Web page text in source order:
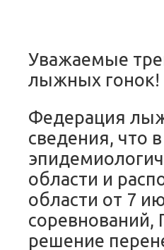
Уважаемые
лыжных гонок!
Федерация
сведения, что
области и
области от 7
решение